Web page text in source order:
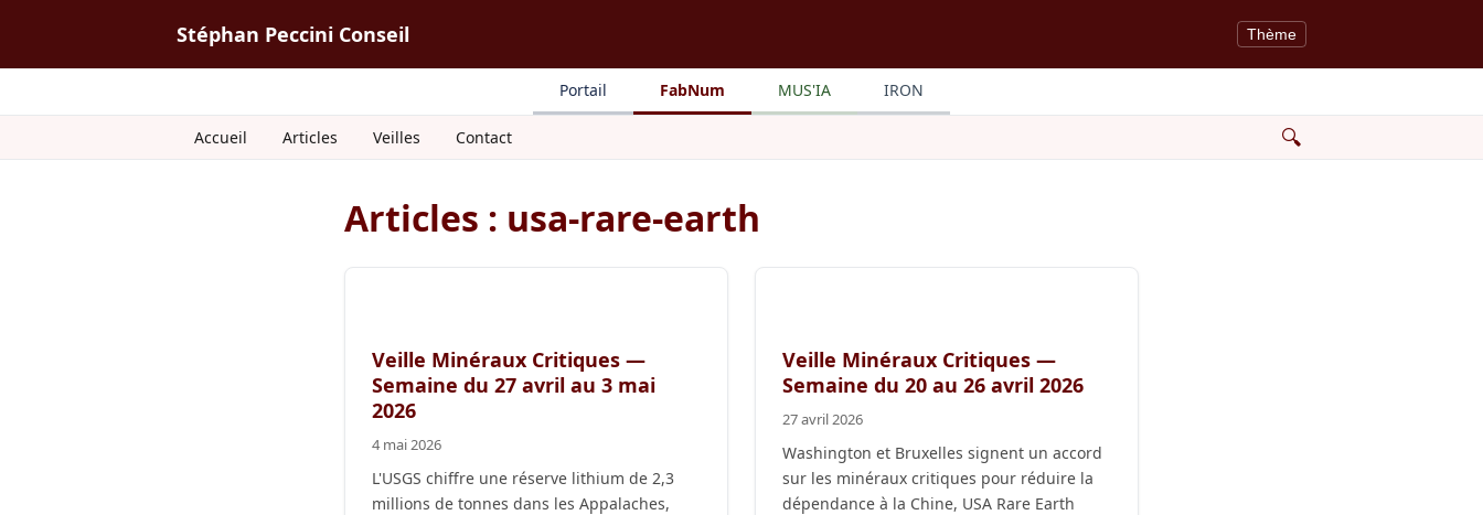
Stéphan Peccini Conseil Thème
Portail FabNum MUS'IA IRON
Accueil Articles Veilles Contact 🔍
Articles : usa-rare-earth
Veille Minéraux Critiques —
Semaine du 27 avril au 3 mai
2026
4 mai 2026
L'USGS chiffre une réserve lithium de 2,3
millions de tonnes dans les Appalaches,
Veille Minéraux Critiques —
Semaine du 20 au 26 avril 2026
27 avril 2026
Washington et Bruxelles signent un accord
sur les minéraux critiques pour réduire la
dépendance à la Chine, USA Rare Earth